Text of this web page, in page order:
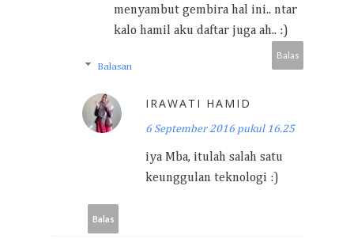
menyambut gembira hal ini.. ntar
kalo hamil aku daftar juga ah.. :)
Balas
Balasan
IRAWATI HAMID
6 September 2016 pukul 16.25
iya Mba, itulah salah satu
keunggulan teknologi :)
Balas